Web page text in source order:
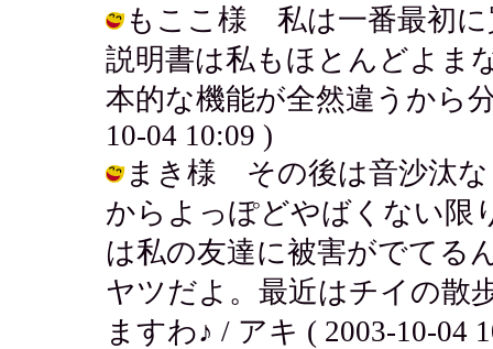
もここ様 私は一番最初に
説明書は私もほとんどよま
本的な機能が全然違うから
10-04 10:09 )
まき様 その後は音沙汰な
からよっぽどやばくない限
は私の友達に被害がでてる
ヤツだよ。最近はチイの散
ますわ♪ / アキ ( 2003-10-04